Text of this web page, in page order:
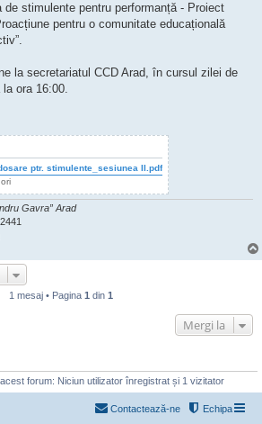
de stimulente pentru performanță - Proiect
pentru o comunitate educațională
la secretariatul CCD Arad, în cursul zilei de
ora 16:00.
ptr. stimulente_sesiunea II.pdf
Gavra” Arad
1 mesaj • Pagina 1 din 1
Mergi la
forum: Niciun utilizator înregistrat și 1 vizitator
Echipa
Contactează-ne